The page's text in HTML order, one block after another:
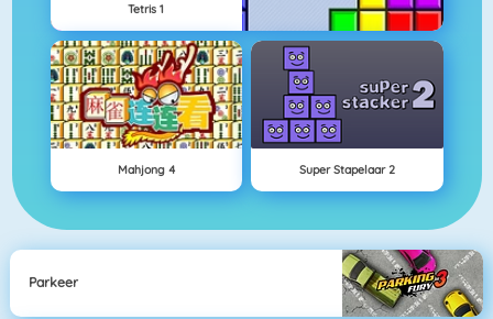
Tetris 1
Mahjong 4 Super Stapelaar 2
Parkeer